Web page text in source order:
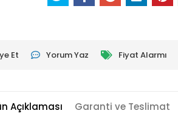
Et Yorum Yaz Fiyat Alarmı
Açıklaması Garanti ve Teslimat